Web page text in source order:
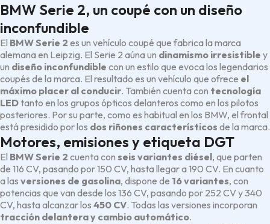
BMW Serie 2, un coupé con un diseño
inconfundible
El BMW Serie 2 es un vehículo coupé que fabrica la marca
alemana en Leipzig. El Serie 2 aúna un dinamismo irresistible y
un diseño inconfundible con un estilo que evoca los legendarios
coupés de la marca. El resultado es un vehículo que ofrece el
máximo placer al conducir. También cuenta con tecnología
LEDtanto en los grupos ópticos delanteros como en los pilotos
posteriores. Por su parte, como es habitual en los BMW, el frontal
está presidido por los dos riñones característicos de la marca.
Motores, emisiones y etiqueta DGT
El BMW Serie 2 cuenta con seis variantes diésel, que parten
de 116 CV, pasando por 150 CV, hasta llegar a 190 CV. En cuanto
a las versiones de gasolina, dispone de 16 variantes, con
potencias que van desde los 136 CV, pasando por 252 CV y 340
CV, hasta alcanzar los 450 CV. Todas las versiones incorporan
tracción delantera y cambio automático.